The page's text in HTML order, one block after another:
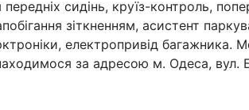
сидінь, круїз-контроль,
зіткненням, асистент
електропривід багажника.
за адресою м. Одеса, вул.